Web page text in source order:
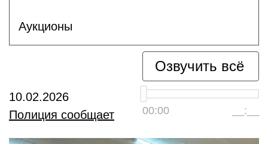
Аукционы
Озвучить всё
00:00 __:__
10.02.2026
Полиция сообщает